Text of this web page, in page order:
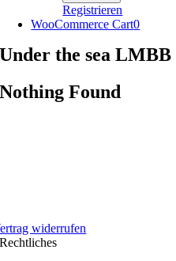
Registrieren
WooCommerce Cart0
Under the sea LMBB
Nothing Found
widerrufen
Rechtliches